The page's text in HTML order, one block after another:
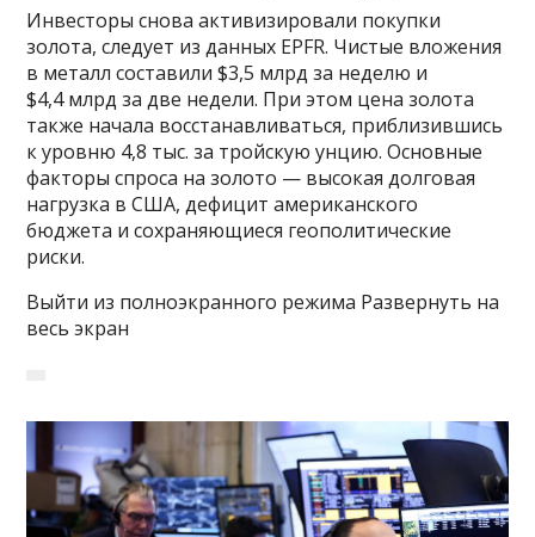
Инвесторы снова активизировали покупки
золота, следует из данных EPFR. Чистые вложения
в металл составили $3,5 млрд за неделю и
$4,4 млрд за две недели. При этом цена золота
также начала восстанавливаться, приблизившись
к уровню 4,8 тыс. за тройскую унцию. Основные
факторы спроса на золото — высокая долговая
нагрузка в США, дефицит американского
бюджета и сохраняющиеся геополитические
риски.
Выйти из полноэкранного режима Развернуть на
весь экран